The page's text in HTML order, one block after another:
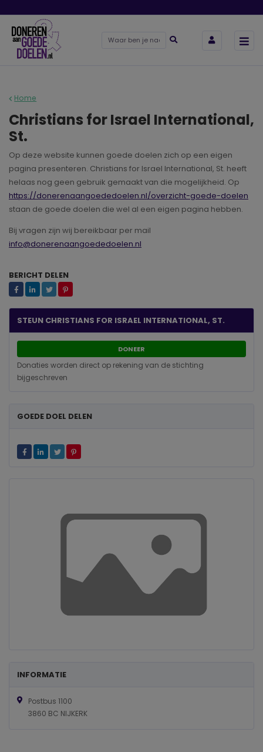
Home
Christians for Israel International,
St.
Op deze website kunnen goede doelen zich op een eigen
pagina presenteren. Christians for Israel International, St. heeft
helaas nog geen gebruik gemaakt van die mogelijkheid. Op
https://donerenaangoededoelen.nl/overzicht-goede-doelen
staan de goede doelen die wel al een eigen pagina hebben.
Bij vragen zijn wij bereikbaar per mail
info@donerenaangoededoelen.nl
BERICHT DELEN
STEUN CHRISTIANS FOR ISRAEL INTERNATIONAL, ST.
DONEER
Donaties worden direct op rekening van de stichting
bijgeschreven
GOEDE DOEL DELEN
INFORMATIE
Postbus 1100
3860 BC NIJKERK